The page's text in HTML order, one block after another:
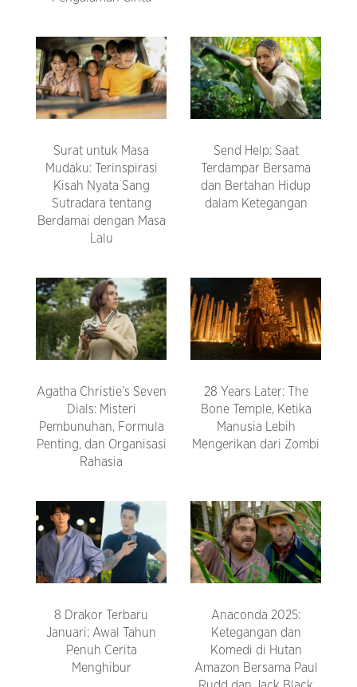
Surat untuk Masa
Mudaku: Terinspirasi
Kisah Nyata Sang
Sutradara tentang
Berdamai dengan Masa
Lalu
Send Help: Saat
Terdampar Bersama
dan Bertahan Hidup
dalam Ketegangan
Agatha Christie’s Seven
Dials: Misteri
Pembunuhan, Formula
Penting, dan Organisasi
Rahasia
28 Years Later: The
Bone Temple, Ketika
Manusia Lebih
Mengerikan dari Zombi
8 Drakor Terbaru
Januari: Awal Tahun
Penuh Cerita
Menghibur
Anaconda 2025:
Ketegangan dan
Komedi di Hutan
Amazon Bersama Paul